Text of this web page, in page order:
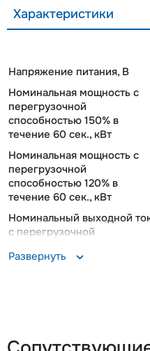
Характеристики
Напряжение питания, В
Номинальная мощность c
перегрузочной
способностью 150% в
течение 60 сек., кВт
Номинальная мощность c
перегрузочной
способностью 120% в
течение 60 сек., кВт
Номинальный выходной
c перегрузочной
течение 60 сек., A
Максимальная выходная
Развернуть